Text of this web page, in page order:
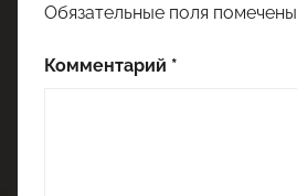
Обязательные поля помечены
Комментарий *